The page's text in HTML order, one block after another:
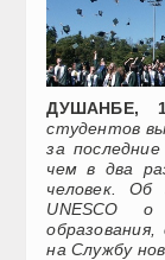
ДУШАНБЕ,
студентов
за
чем в два
человек. Об
UNESCO
на Службу